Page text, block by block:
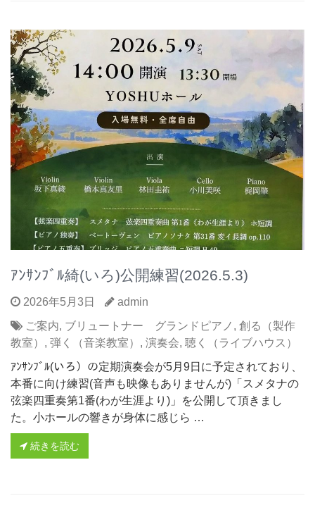
ｱﾝｻﾝﾌﾞﾙ綺(いろ)公開練習(2026.5.3)
2026年5月3日
admin
ご案内, ブリュートナー グランドピアノ , 創る（製作
教室） , 弾く（音楽教室） , 演奏会, 聴く（ライブハウス）
ｱﾝｻﾝﾌﾞﾙ(いろ）の定期演奏会が5月9日に予定されており、
本番に向け練習(音声も映像もありませんが)「スメタナの
弦楽四重奏第1番(わが生涯より)」を公開して頂きまし
た。小ホールの響きが身体に感じら …
続きを読む